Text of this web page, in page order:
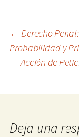
de
← Derecho
Probabilidad y
Acción de
Deja una